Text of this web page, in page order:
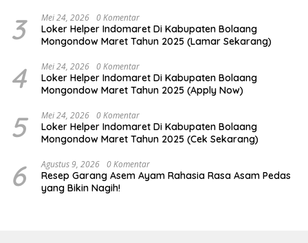
3 Mei 24, 2026 0 Komentar
Loker Helper Indomaret Di Kabupaten Bolaang
Mongondow Maret Tahun 2025 (Lamar Sekarang)
4 Mei 24, 2026 0 Komentar
Loker Helper Indomaret Di Kabupaten Bolaang
Mongondow Maret Tahun 2025 (Apply Now)
5 Mei 24, 2026 0 Komentar
Loker Helper Indomaret Di Kabupaten Bolaang
Mongondow Maret Tahun 2025 (Cek Sekarang)
6 Agustus 9, 2026 0 Komentar
Resep Garang Asem Ayam Rahasia Rasa Asam Pedas
yang Bikin Nagih!